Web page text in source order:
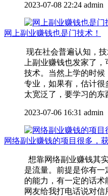
2023-07-08 22:24 admin
网上副业赚钱也是门技术！
现在社会普遍认知，
上副业赚钱也发家了
技术。当然上学的时候
专业，如果有，估计
太宽泛了，要学习的东
2023-07-06 16:31 admin
网络副业赚钱的项目很多，
想靠网络副业赚钱其
是流量。前提是你有
的能力，有一定的话
网友给我打电话说对